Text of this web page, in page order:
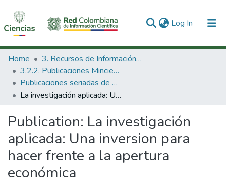
Log In (current)
Communities & Collections
All of DSpace
Statistics
Home
3. Recursos de Información Científica y Tecnológica
3.2.2. Publicaciones Minciencias
Publicaciones seriadas de Minciencias
La investigación aplicada: Una inversion para hacer frente a la apertura económica
Publication: La investigación
aplicada: Una inversion para
hacer frente a la apertura
económica